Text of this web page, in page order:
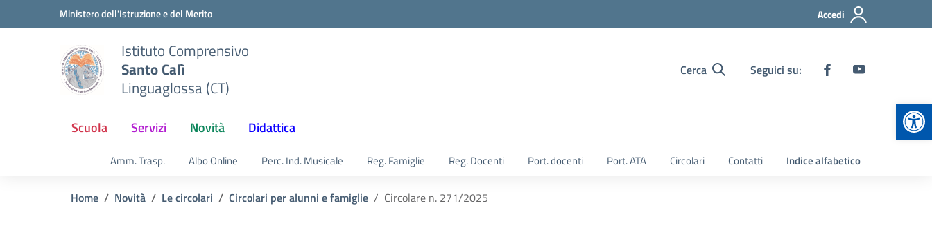
Vai ai contenuti
Vai al menu di navigazioneMinistero dell'Istruzione e del Merito Accedi
Istituto Comprensivo
Santo Calì
Linguaglossa (CT)
Cerca Seguici su:
Scuola Servizi Novità Didattica
Amm. Trasp. Albo Online Perc. Ind. Musicale Reg. Famiglie Reg. Docenti Port. docenti Port. ATA Circolari Contatti Indice alfabetico
Home Novità Le circolari Circolari per alunni e famiglie Circolare n. 271/2025